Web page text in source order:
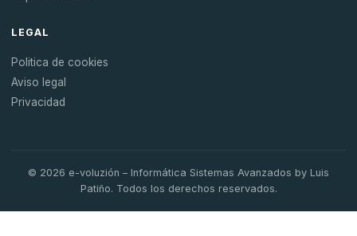
LEGAL
Politica de cookies
Aviso legal
Privacidad
© 2026 e-voluzión – Informática Sistemas Avanzados by Luis
Patiño. Todos los derechos reservados.